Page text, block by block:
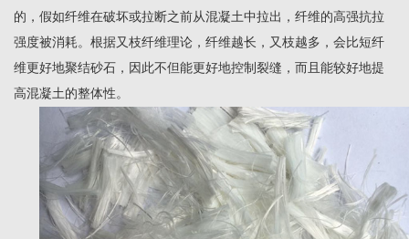
的，假如纤维在破坏或拉断之前从混凝土中拉出，纤维的高强抗拉
强度被消耗。根据又枝纤维理论，纤维越长，又枝越多，会比短纤
维更好地聚结砂石，因此不但能更好地控制裂缝，而且能较好地提
高混凝土的整体性。